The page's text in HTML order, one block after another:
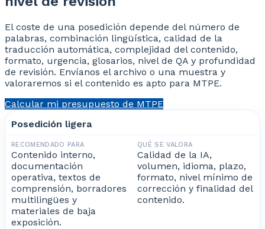
El coste de una posedición depende del número de
palabras, combinación lingüística, calidad de la
traducción automática, complejidad del contenido,
formato, urgencia, glosarios, nivel de QA y profundidad
de revisión. Envíanos el archivo o una muestra y
valoraremos si el contenido es apto para MTPE.
Calcular mi presupuesto de MTPE
Posedición ligera
Contenido interno,
documentación
operativa, textos de
comprensión, borradores
multilingües y
materiales de baja
exposición.
Calidad de la IA,
volumen, idioma, plazo,
formato, nivel mínimo de
corrección y finalidad del
contenido.